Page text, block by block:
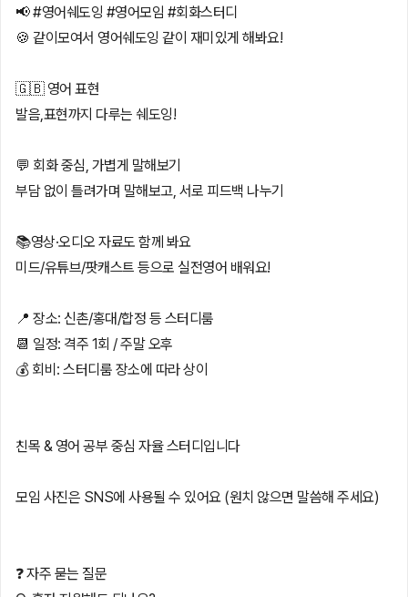
📢 #영어쉐도잉 #영어모임 #회화스터디
🍪 같이모여서 영어쉐도잉 같이 재미있게 해봐요!
🇬🇧 영어 표현
발음,표현까지 다루는 쉐도잉!
💬 회화 중심, 가볍게 말해보기
부담 없이 틀려가며 말해보고, 서로 피드백 나누기
📚영상·오디오 자료도 함께 봐요
미드/유튜브/팟캐스트 등으로 실전영어 배워요!
📍 장소: 신촌/홍대/합정 등 스터디룸
📆 일정: 격주 1회 / 주말 오후
💰 회비: 스터디룸 장소에 따라 상이
친목 & 영어 공부 중심 자율 스터디입니다
모임 사진은 SNS에 사용될 수 있어요 (원치 않으면 말씀해 주세요)
❓ 자주 묻는 질문